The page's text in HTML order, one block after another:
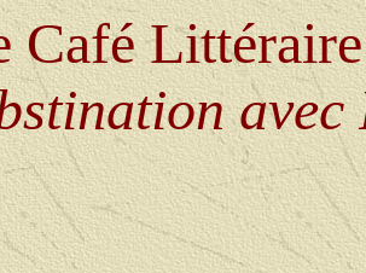
Café
avec